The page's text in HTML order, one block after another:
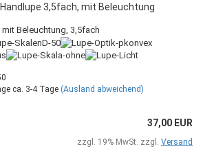
3,5fach, mit Beleuchtung
mit Beleuchtung, 3,5fach
ca. 3-4 Tage (Ausland abweichend)
37,00 EUR
zzgl. 19% MwSt. zzgl. Versand